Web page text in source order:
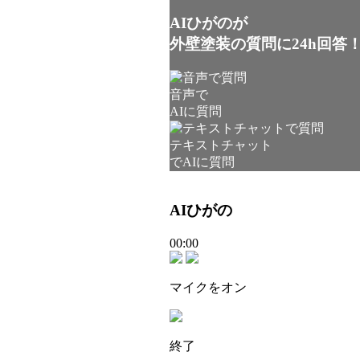
AIひがのが
外壁塗装の質問に24h回答
音声で
AIに質問
テキストチャット
でAIに質問
AIひがの
00:00
マイクをオン
終了